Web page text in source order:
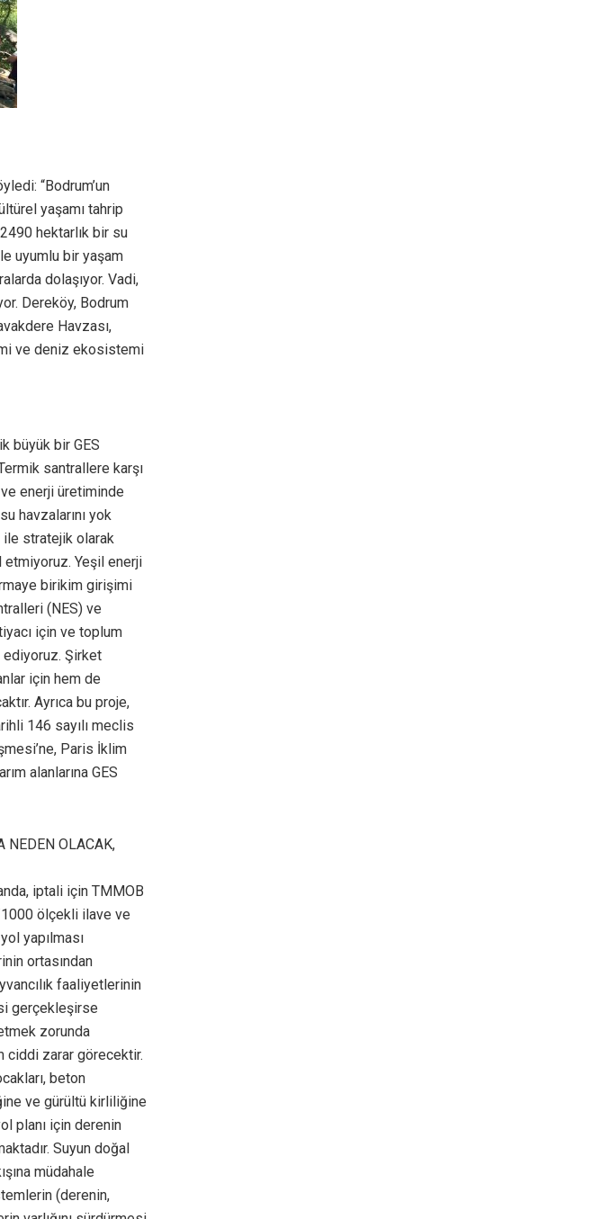
“Bodrum’un
yaşamı tahrip
hektarlık bir su
uyumlu bir yaşam
dolaşıyor. Vadi,
Dereköy, Bodrum
Havzası,
ve deniz ekosistemi
büyük bir GES
santrallere karşı
enerji üretiminde
havzalarını yok
ile stratejik olarak
etmiyoruz. Yeşil enerji
birikim girişimi
(NES) ve
için ve toplum
ediyoruz. Şirket
için hem de
Ayrıca bu proje,
146 sayılı meclis
Paris İklim
alanlarına GES
NEDEN OLACAK,
iptali için TMMOB
ölçekli ilave ve
yapılması
ortasından
faaliyetlerinin
gerçekleşirse
zorunda
ciddi zarar görecektir.
beton
ve gürültü kirliliğine
planı için derenin
Suyun doğal
müdahale
(derenin,